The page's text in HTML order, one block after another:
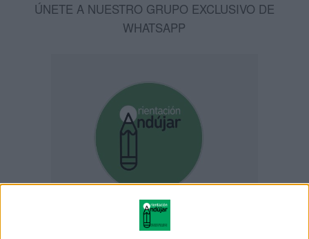
ÚNETE A NUESTRO GRUPO EXCLUSIVO DE
WHATSAPP